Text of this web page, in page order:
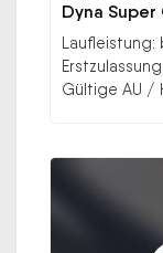
Dyna Super
Laufleistung:
Gültige AU /